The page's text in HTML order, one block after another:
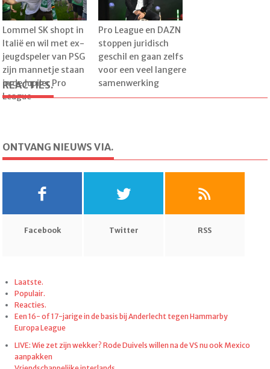
Lommel SK shopt in
Italië en wil met ex-
jeugdspeler van PSG
zijn mannetje staan
in de Jupiler Pro
League
Pro League en DAZN
stoppen juridisch
geschil en gaan zelfs
voor een veel langere
samenwerking
REACTIES.
ONTVANG NIEUWS VIA.
Facebook Twitter RSS
Laatste.
Populair.
Reacties.
Een 16- of 17-jarige in de basis bij Anderlecht tegen Hammarby
Europa League
LIVE: Wie zet zijn wekker? Rode Duivels willen na de VS nu ook Mexico
aanpakken